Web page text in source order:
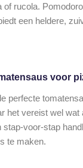
of rucola.
een heldere,
voor
perfecte
het vereist wel wat
stap-voor-stap
te maken.